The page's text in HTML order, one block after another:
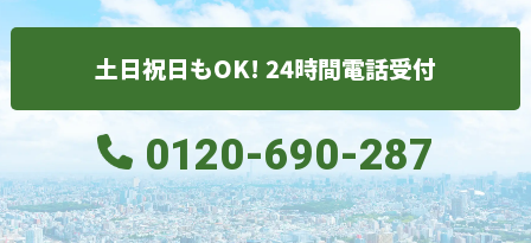
土日祝日もOK! 24時間電話受付
0120-690-287